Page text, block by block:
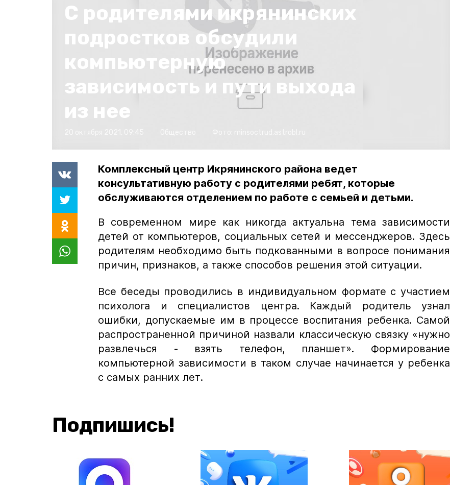
С родителями икрянинских
подростков обсудили
компьютерную
зависимость и пути выхода
из нее
Комплексный центр Икрянинского района ведет
консультативную работу с родителями ребят, которые
обслуживаются отделением по работе с семьей и детьми.
В современном мире как никогда актуальна тема зависимости
детей от компьютеров, социальных сетей и мессенджеров. Здесь
родителям необходимо быть подкованными в вопросе понимания
причин, признаков, а также способов решения этой ситуации.
Все беседы проводились в индивидуальном формате с участием
психолога и специалистов центра. Каждый родитель узнал
ошибки, допускаемые им в процессе воспитания ребенка. Самой
распространенной причиной назвали классическую связку «нужно
развлечься - взять телефон, планшет». Формирование
компьютерной зависимости в таком случае начинается у ребенка
с самых ранних лет.
Подпишись!